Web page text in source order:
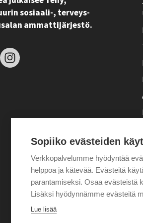
sosiaali-, terveys-
ammattijärjestö.
Sopiiko evästeiden
Verkkopalvelumme hyödyntää
helppoa ja kätevää. Evästeitä
parantamiseksi. Osaa evästeistä
Lisäksi hyödynnämme evästeitä
Lue lisää